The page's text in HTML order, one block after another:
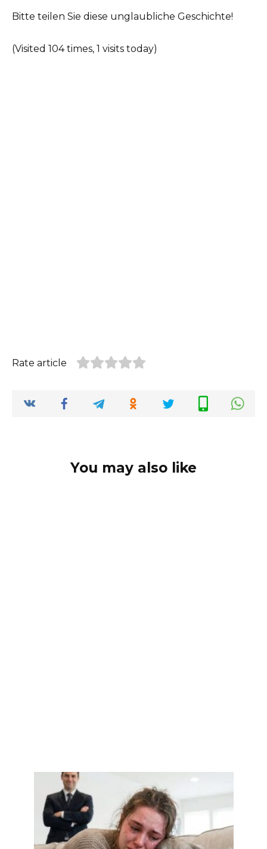
Bitte teilen Sie diese unglaubliche Geschichte!
(Visited 104 times, 1 visits today)
Rate article
You may also like